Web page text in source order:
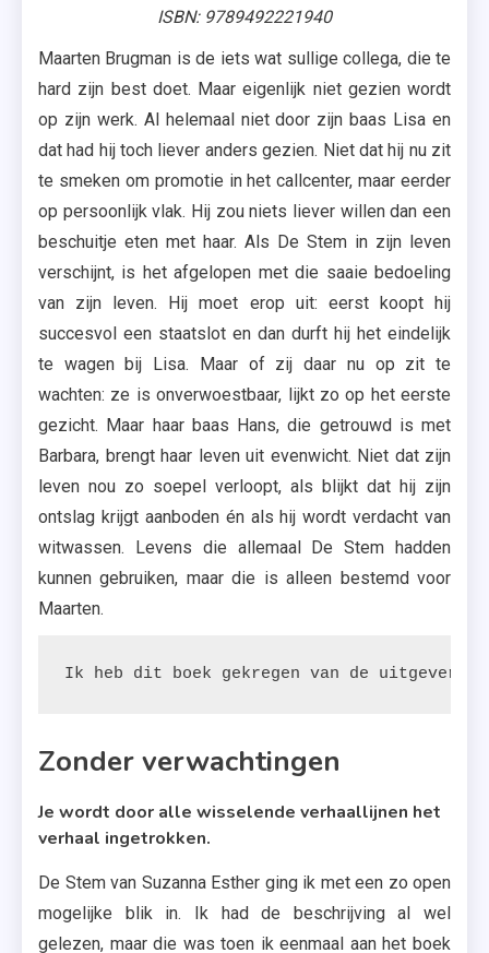
ISBN: 9789492221940
Maarten Brugman is de iets wat sullige collega, die te
hard zijn best doet. Maar eigenlijk niet gezien wordt
op zijn werk. Al helemaal niet door zijn baas Lisa en
dat had hij toch liever anders gezien. Niet dat hij nu zit
te smeken om promotie in het callcenter, maar eerder
op persoonlijk vlak. Hij zou niets liever willen dan een
beschuitje eten met haar. Als De Stem in zijn leven
verschijnt, is het afgelopen met die saaie bedoeling
van zijn leven. Hij moet erop uit: eerst koopt hij
succesvol een staatslot en dan durft hij het eindelijk
te wagen bij Lisa. Maar of zij daar nu op zit te
wachten: ze is onverwoestbaar, lijkt zo op het eerste
gezicht. Maar haar baas Hans, die getrouwd is met
Barbara, brengt haar leven uit evenwicht. Niet dat zijn
leven nou zo soepel verloopt, als blijkt dat hij zijn
ontslag krijgt aanboden én als hij wordt verdacht van
witwassen. Levens die allemaal De Stem hadden
kunnen gebruiken, maar die is alleen bestemd voor
Maarten.
Ik heb dit boek gekregen van de
Zonder verwachtingen
Je wordt door alle wisselende verhaallijnen het
verhaal ingetrokken.
De Stem van Suzanna Esther ging ik met een zo open
mogelijke blik in. Ik had de beschrijving al wel
gelezen, maar die was toen ik eenmaal aan het boek